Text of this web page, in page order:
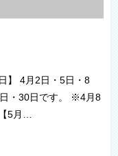
】 4月2日・5日・8
・30日です。 ※4月8
5月…